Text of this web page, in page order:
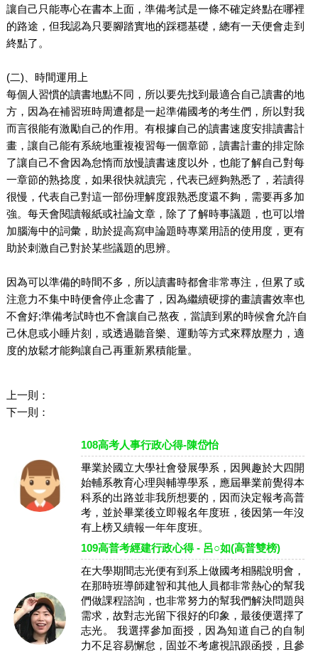
讓自己只能專心在書本上面，準備考試是一條不確定終點在哪裡
的路途，但我認為只要腳踏實地的踩穩基礎，總有一天便會走到
終點了。
(二)、時間運用上
每個人習慣的讀書地點不同，所以要先找到最適合自己讀書的地
方，因為在補習班時周遭都是一起準備國考的考生們，所以對我
而言很能有激勵自己的作用。有根據自己的讀書速度安排讀書計
畫，讓自己能有系統地重複複習每一個章節，讀書計畫的排定除
了讓自己不會因為怠惰而放慢讀書速度以外，也能了解自己對每
一章節的熟捻度，如果很快就讀完，代表已經夠熟悉了，若讀得
很慢，代表自己對這一部份理解度跟熟悉度還不夠，需要再多加
強。每天會閱讀報紙或社論文章，除了了解時事議題，也可以增
加腦海中的詞彙，助於提高寫申論題時專業用語的使用度，更有
助於刺激自己對於某些議題的思辨。
因為可以準備的時間不多，所以讀書時都會非常專注，但累了或
注意力不集中時便會停止念書了，因為繼續硬撐的畫讀書效率也
不會好;準備考試時也不會讓自己熬夜，當讀到累的時候會允許自
己休息或小睡片刻，或透過聽音樂、運動等方式來釋放壓力，適
度的放鬆才能夠讓自己再重新累積能量。
上一則：
下一則：
108高考人事行政心得-陳岱怡
畢業於國立大學社會發展學系，因興趣於大四開
始輔系教育心理與輔導學系，應屆畢業前覺得本
科系的出路並非我所想要的，因而決定報考高普
考，並於畢業後立即報名年度班，後因第一年沒
有上榜又續報一年年度班。
109高普考經建行政心得 - 呂○如(高普雙榜)
在大學期間志光便有到系上做國考相關說明會，
在那時班導師建智和其他人員都非常熱心的幫我
們做課程諮詢，也非常努力的幫我們解決問題與
需求，故對志光留下很好的印象，最後便選擇了
志光。 我選擇參加面授，因為知道自己的自制
力不足容易懈怠，固並不考慮視訊跟函授，且參